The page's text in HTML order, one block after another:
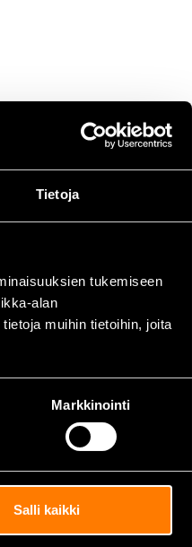
Tietoja
tukemiseen
alan
muihin tietoihin, joita
Markkinointi
Salli kaikki